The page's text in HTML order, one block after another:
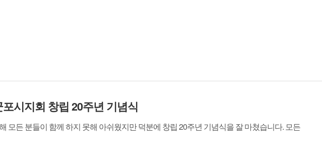
시지회 창립 20주년 기념식
모든 분들이 함께 하지 못해 아쉬웠지만 덕분에 창립 20주년 기념식을 잘 마쳤습니다. 모든